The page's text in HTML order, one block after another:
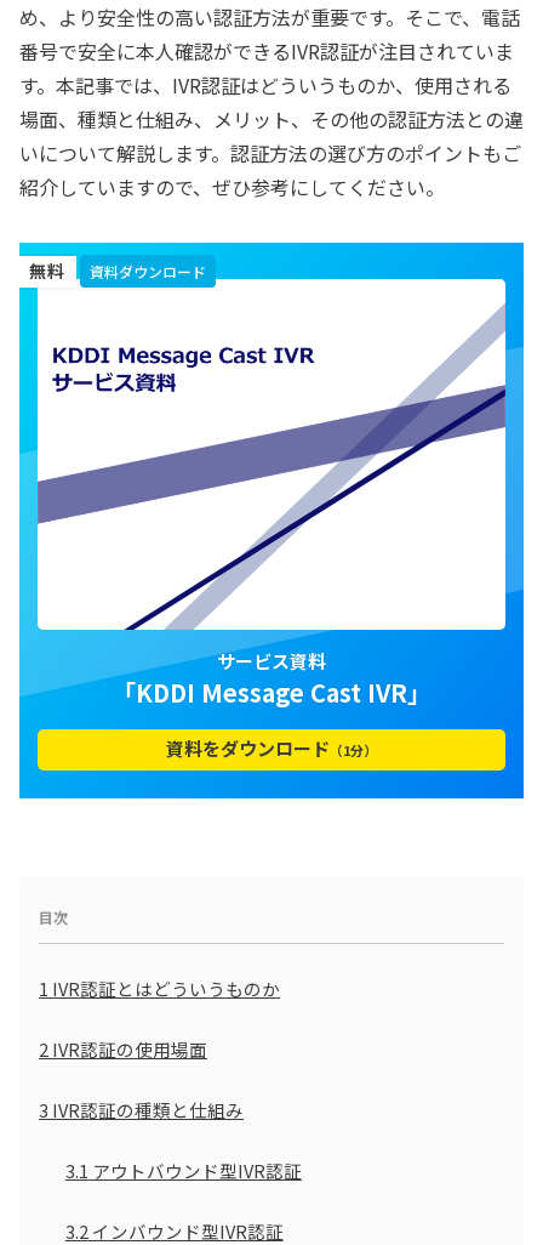
め、より安全性の高い認証方法が重要です。そこで、電話
番号で安全に本人確認ができるIVR認証が注目されていま
す。本記事では、IVR認証はどういうものか、使用される
場面、種類と仕組み、メリット、その他の認証方法との違
いについて解説します。認証方法の選び方のポイントもご
紹介していますので、ぜひ参考にしてください。
無料 資料ダウンロード
サービス資料
「KDDI Message Cast IVR」
資料をダウンロード （1分）
目次
1 IVR認証とはどういうものか
2IVR認証の使用場面
3 IVR認証の種類と仕組み
3.1 アウトバウンド型IVR認証
3.2インバウンド型IVR認証